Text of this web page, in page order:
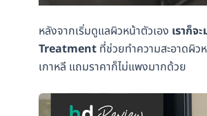
หลังจากเริ่มดูแลผิวหน้าตัวเอง เราก็จ
Treatment ที่ช่วยทำความสะอาดผิ
เกาหลี แถมราคาก็ไม่แพงมากด้วย